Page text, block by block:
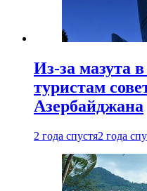
Из-за мазута
туристам
Азербайджана
2 года спустя2 года